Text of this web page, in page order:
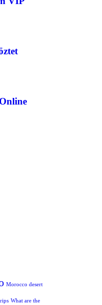
Morocco desert
What are the